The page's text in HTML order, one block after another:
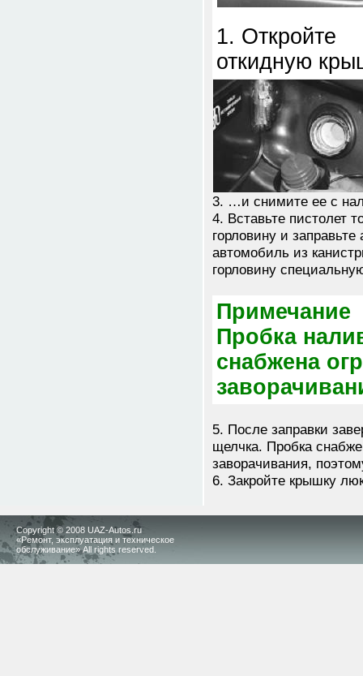
1. Откройте
откидную
3. …и снимите ее с
4. Вставьте пистолет
горловину и
автомобиль из
горловину
Примечание
Пробка
снабжена
5. После заправки
щелчка. Пробка
заворачивания,
6. Закройте крышку
Copyright © 2008 UAZ-Autos.ru
«Ремонт, эксплуатация и техническое
обслуживание» All rights reserved.